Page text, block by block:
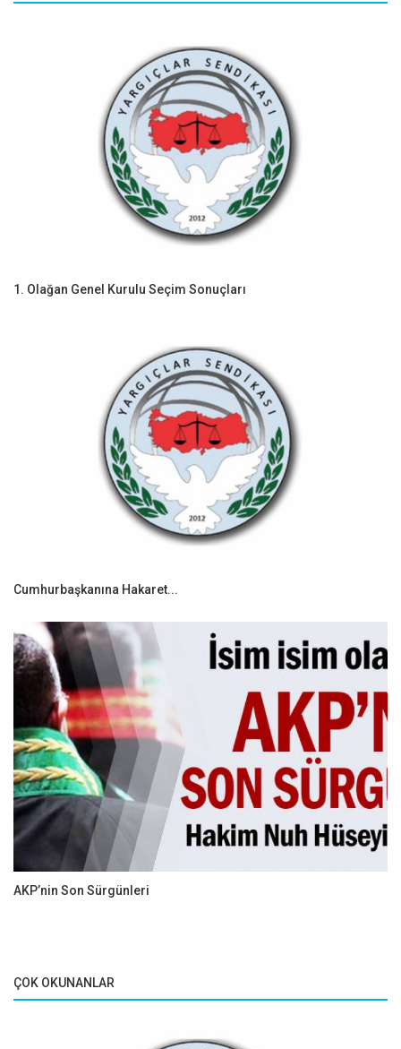
1. Olağan Genel Kurulu Seçim Sonuçları
Cumhurbaşkanına Hakaret...
AKP’nin Son Sürgünleri
ÇOK OKUNANLAR